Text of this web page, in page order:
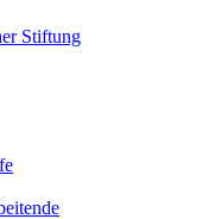
Stiftung